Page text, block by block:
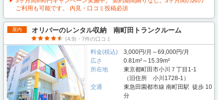
ご利用も可能です。 内見・口コミ投稿必須
屋内 オリバーのレンタル収納 南町田トランクルーム
(4.9)・7件の口コミ
料金(税込)
3,000円/月～69,000円/月
広さ
0.81m²～15.39m²
所在地
東京都町田市小川７丁目1-1
（旧住所 小川1728-1）
交通
東急田園都市線 南町田駅 徒歩 10
分